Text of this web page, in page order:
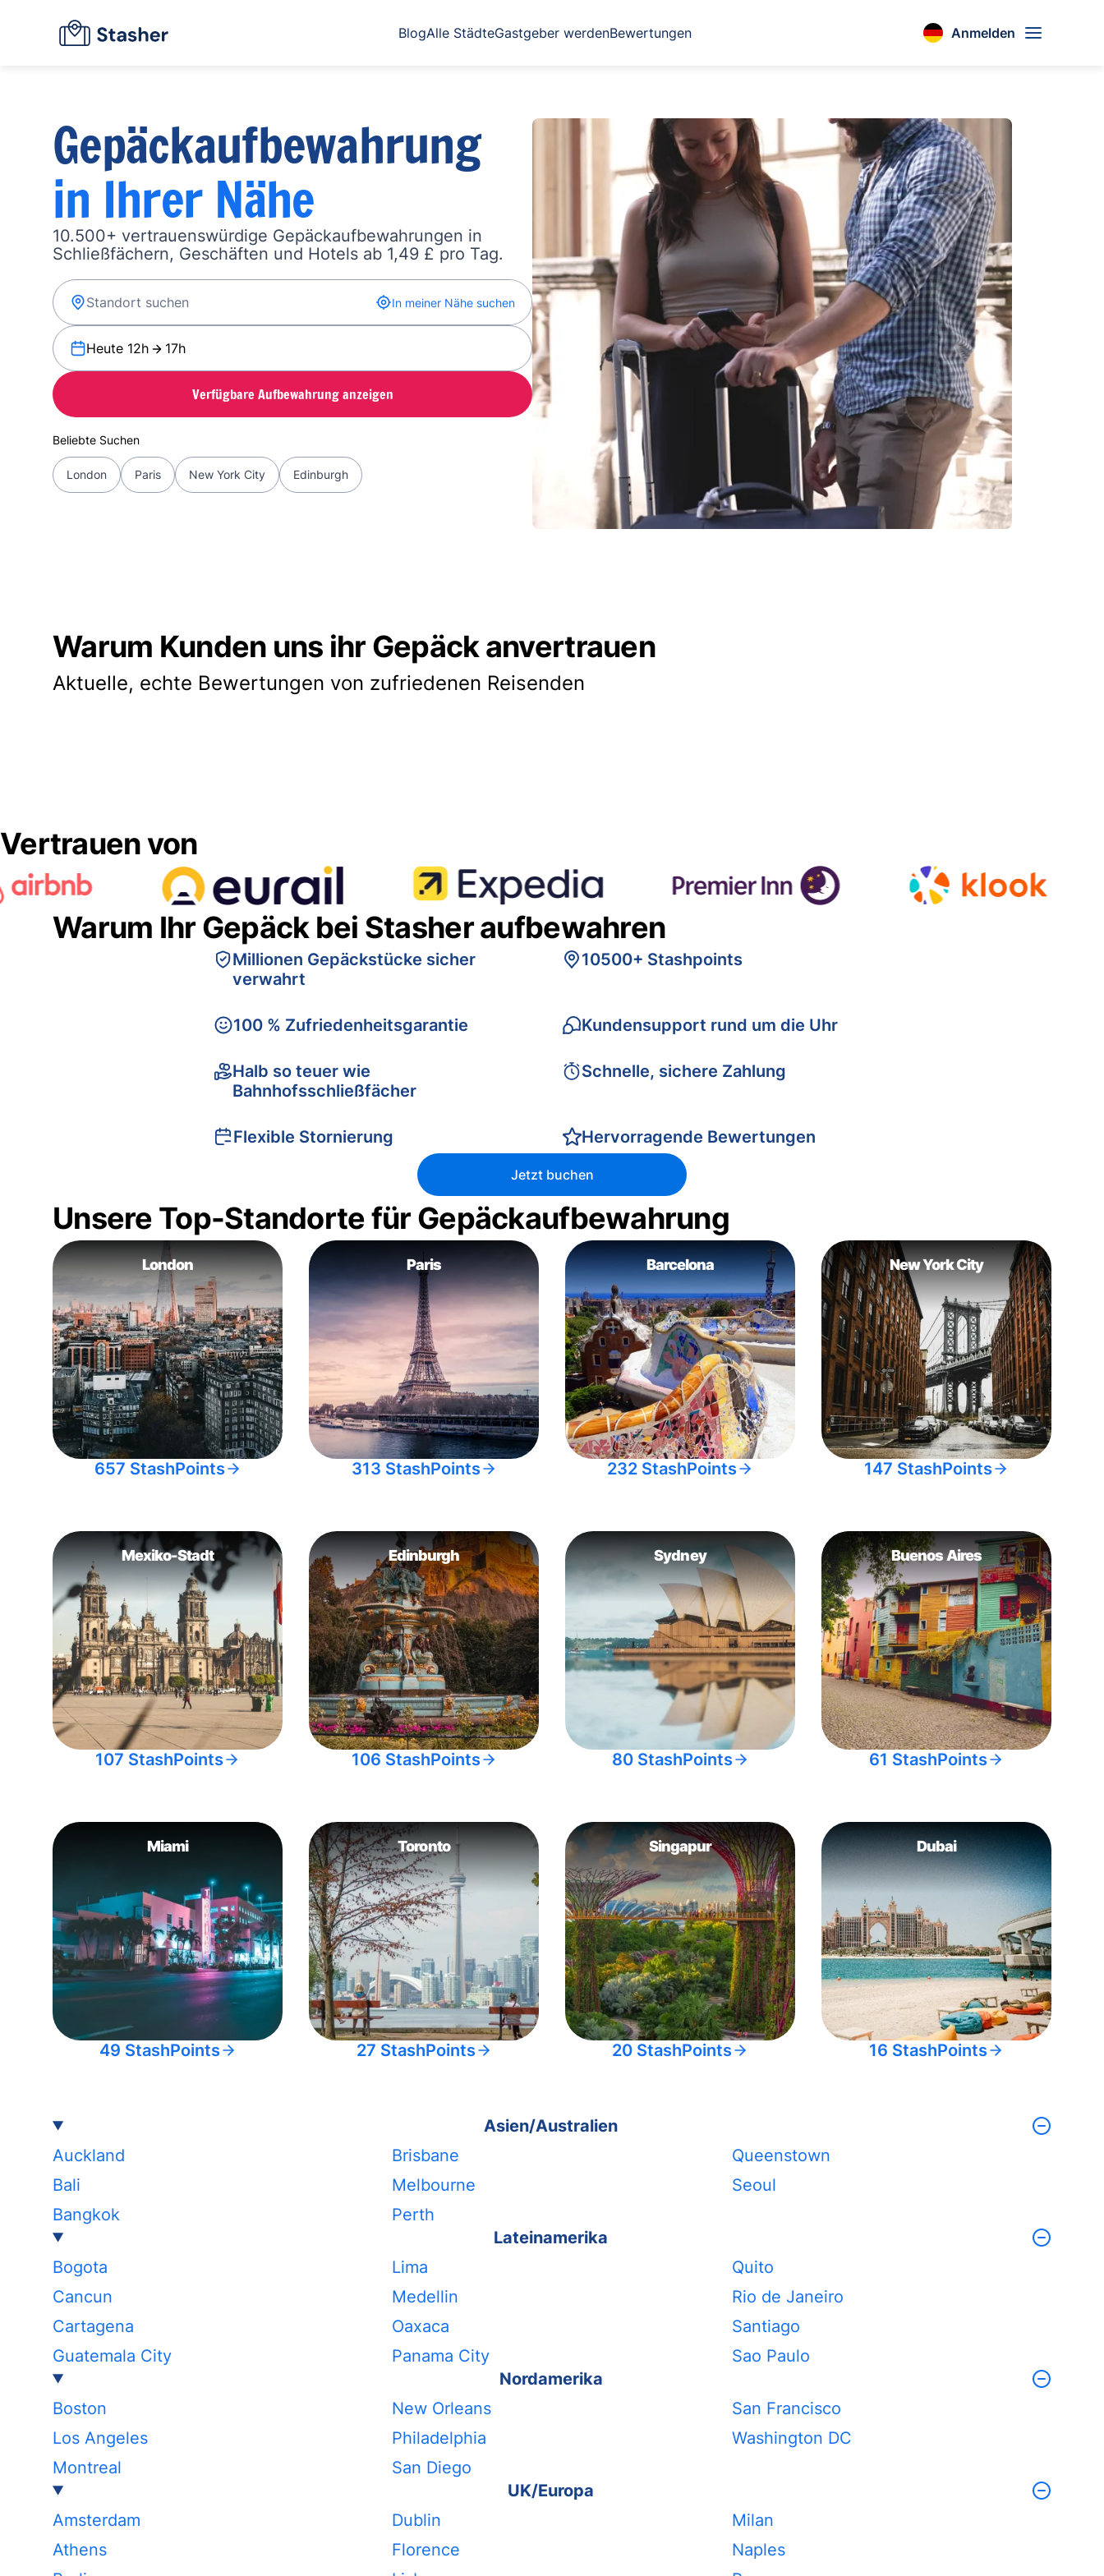
BlogAlle StädteGastgeber werdenBewertungen Anmelden
Gepäckaufbewahrung
in Ihrer Nähe
10.500+ vertrauenswürdige Gepäckaufbewahrungen in
Schließfächern, Geschäften und Hotels ab 1,49 £ pro Tag.
In meiner Nähe suchen
Heute 12h 17h
Verfügbare Aufbewahrung anzeigen
Beliebte Suchen
London Paris New York City Edinburgh
Warum Kunden uns ihr Gepäck anvertrauen
Aktuelle, echte Bewertungen von zufriedenen Reisenden
Vertrauen von
Warum Ihr Gepäck bei Stasher aufbewahren
Millionen Gepäckstücke sicher
verwahrt
100 % Zufriedenheitsgarantie
Halb so teuer wie
Bahnhofsschließfächer
Flexible Stornierung
10500+ Stashpoints
Kundensupport rund um die Uhr
Schnelle, sichere Zahlung
Hervorragende Bewertungen
Jetzt buchen
Unsere Top-Standorte für Gepäckaufbewahrung
London
657 StashPoints
Paris
313 StashPoints
Barcelona
232 StashPoints
New York City
147 StashPoints
Mexiko-Stadt
107 StashPoints
Edinburgh
106 StashPoints
Sydney
80 StashPoints
Buenos Aires
61 StashPoints
Miami
49 StashPoints
Toronto
27 StashPoints
Singapur
20 StashPoints
Dubai
16 StashPoints
Asien/Australien
Auckland
Bali
Bangkok
Brisbane
Melbourne
Perth
Queenstown
Seoul
Lateinamerika
Bogota
Cancun
Cartagena
Guatemala City
Lima
Medellin
Oaxaca
Panama City
Quito
Rio de Janeiro
Santiago
Sao Paulo
Nordamerika
Boston
Los Angeles
Montreal
New Orleans
Philadelphia
San Diego
San Francisco
Washington DC
UK/Europa
Amsterdam
Athens
Dublin
Florence
Milan
Naples